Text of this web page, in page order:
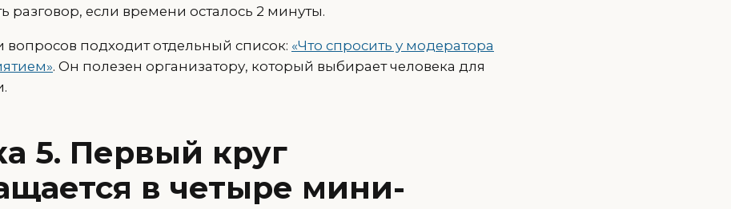
разговор, если времени осталось 2 минуты.
вопросов подходит отдельный список: «Что спросить у модератора
. Он полезен организатору, который выбирает человека для
5. Первый круг
в четыре мини-